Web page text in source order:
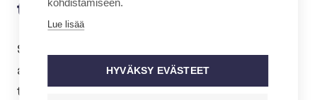
tun­ti­jak­si
Sosiaali-, terveys- ja kasvatusalan
ammattijärjestö Tehyn vastaavana vies­
tin­tä­asian­tun­ti­ja­na on aloittanut
kohdistamiseen.
Lue lisää
HYVÄKSY EVÄSTEET